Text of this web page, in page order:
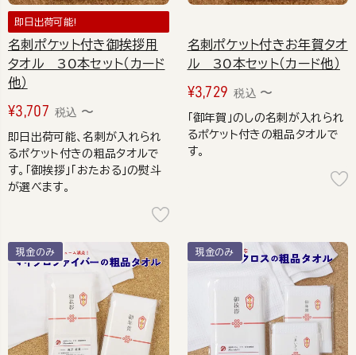
即日出荷可能!
名刺ポケット付き御挨拶用
タオル 30本セット（カード
他）
¥3,707 税込 〜
即日出荷可能、名刺が入れられ
るポケット付きの粗品タオルで
す。「御挨拶」「おたおる」の熨斗
が選べます。
名刺ポケット付きお年賀タオ
ル 30本セット（カード他）
¥3,729 税込 〜
「御年賀」のしの名刺が入れられ
るポケット付きの粗品タオルで
す。
現金のみ 現金のみ